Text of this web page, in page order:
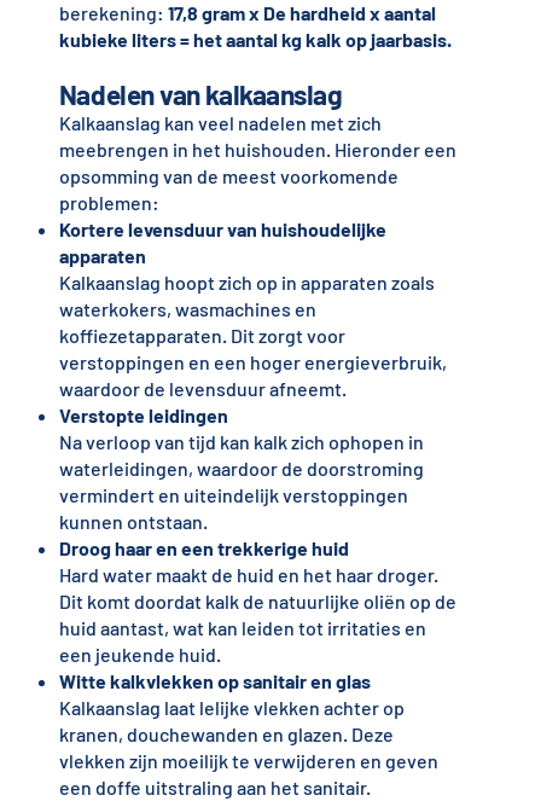
berekening: 17,8 gram x De hardheid x aantal
kubieke liters = het aantal kg kalk op jaarbasis.
Nadelen van kalkaanslag
Kalkaanslag kan veel nadelen met zich
meebrengen in het huishouden. Hieronder een
opsomming van de meest voorkomende
problemen:
Kortere levensduur van huishoudelijke
apparaten
Kalkaanslag hoopt zich op in apparaten zoals
waterkokers, wasmachines en
koffiezetapparaten. Dit zorgt voor
verstoppingen en een hoger energieverbruik,
waardoor de levensduur afneemt.
Verstopte leidingen
Na verloop van tijd kan kalk zich ophopen in
waterleidingen, waardoor de doorstroming
vermindert en uiteindelijk verstoppingen
kunnen ontstaan.
Droog haar en een trekkerige huid
Hard water maakt de huid en het haar droger.
Dit komt doordat kalk de natuurlijke oliën op de
huid aantast, wat kan leiden tot irritaties en
een jeukende huid.
Witte kalkvlekken op sanitair en glas
Kalkaanslag laat lelijke vlekken achter op
kranen, douchewanden en glazen. Deze
vlekken zijn moeilijk te verwijderen en geven
een doffe uitstraling aan het sanitair.